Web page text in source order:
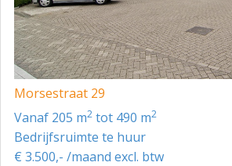
Morsestraat 29
vanaf 205 m2 tot 490 m2
Bedrijfsruimte te huur
€ 3.500,- /maand excl. btw